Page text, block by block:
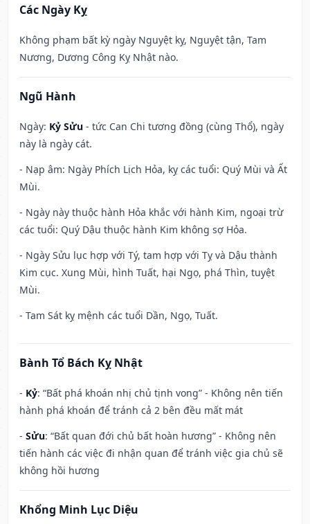
Các Ngày Kỵ
Không phạm bất kỳ ngày Nguyệt kỵ, Nguyệt tận, Tam
Nương, Dương Công Kỵ Nhật nào.
Ngũ Hành
Ngày: Kỷ Sửu - tức Can Chi tương đồng (cùng Thổ), ngày
này là ngày cát.
- Nạp âm: Ngày Phích Lịch Hỏa, kỵ các tuổi: Quý Mùi và Ất
Mùi.
- Ngày này thuộc hành Hỏa khắc với hành Kim, ngoại trừ
các tuổi: Quý Dậu thuộc hành Kim không sợ Hỏa.
- Ngày Sửu lục hợp với Tý, tam hợp với Tỵ và Dậu thành
Kim cục. Xung Mùi, hình Tuất, hại Ngọ, phá Thìn, tuyệt
Mùi.
- Tam Sát kỵ mệnh các tuổi Dần, Ngọ, Tuất.
Bành Tổ Bách Kỵ Nhật
- Kỷ: “Bất phá khoán nhị chủ tịnh vong” - Không nên tiến
hành phá khoán để tránh cả 2 bên đều mất mát
- Sửu: “Bất quan đới chủ bất hoàn hương” - Không nên
tiến hành các việc đi nhận quan để tránh việc gia chủ sẽ
không hồi hương
Khổng Minh Lục Diệu